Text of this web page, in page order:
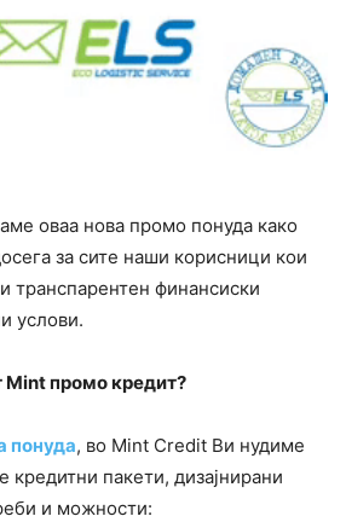
оваа нова промо понуда како
за сите наши корисници кои
транспарентен финансиски
услови.
промо кредит?
понуда, во Mint Credit Ви нудиме
кредитни пакети, дизајнирани
и можности: